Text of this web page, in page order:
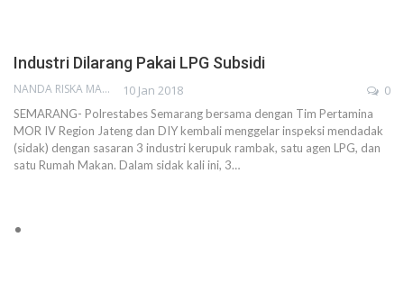
Industri Dilarang Pakai LPG Subsidi
NANDA RISKA MAHENDRA 10 Jan 2018 0
SEMARANG- Polrestabes Semarang bersama dengan Tim Pertamina
MOR IV Region Jateng dan DIY kembali menggelar inspeksi mendadak
(sidak) dengan sasaran 3 industri kerupuk rambak, satu agen LPG, dan
satu Rumah Makan. Dalam sidak kali ini, 3…